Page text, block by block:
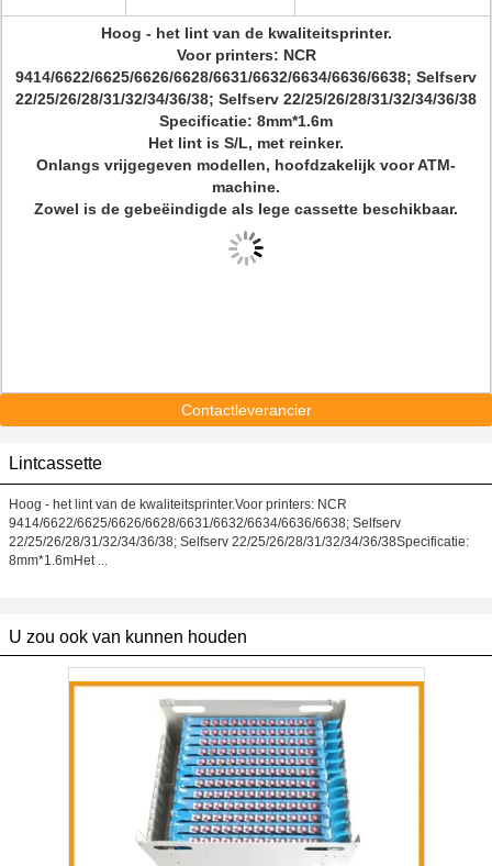
Hoog - het lint van de kwaliteitsprinter.
Voor printers: NCR
9414/6622/6625/6626/6628/6631/6632/6634/6636/6638; Selfserv
22/25/26/28/31/32/34/36/38; Selfserv 22/25/26/28/31/32/34/36/38
Specificatie: 8mm*1.6m
Het lint is S/L, met reinker.
Onlangs vrijgegeven modellen, hoofdzakelijk voor ATM-
machine.
Zowel is de gebeëindigde als lege cassette beschikbaar.
Contactleverancier
Lintcassette
Hoog - het lint van de kwaliteitsprinter.Voor printers: NCR
9414/6622/6625/6626/6628/6631/6632/6634/6636/6638; Selfserv
22/25/26/28/31/32/34/36/38; Selfserv 22/25/26/28/31/32/34/36/38Specificatie:
8mm*1.6mHet ...
U zou ook van kunnen houden